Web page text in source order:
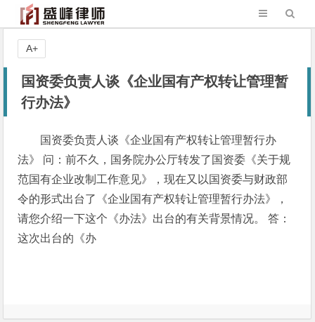
国资委负责人谈《企业国有产权转让管理暂
行办法》
国资委负责人谈《企业国有产权转让管理暂行办
法》 问：前不久，国务院办公厅转发了国资委《关于规
范国有企业改制工作意见》，现在又以国资委与财政部
令的形式出台了《企业国有产权转让管理暂行办法》，
请您介绍一下这个《办法》出台的有关背景情况。 答：
这次出台的《办
A+